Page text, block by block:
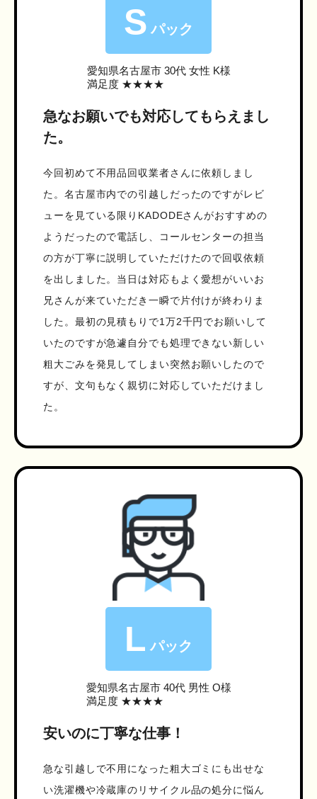
S パック
愛知県名古屋市30代 女性 K様
満足度 ★★★★
急なお願いでも対応してもらえまし
た。
今回初めて不用品回収業者さんに依頼しまし
た。名古屋市内での引越しだったのですがレビ
ューを見ている限りKADODEさんがおすすめの
ようだったので電話し、コールセンターの担当
の方が丁寧に説明していただけたので回収依頼
を出しました。当日は対応もよく愛想がいいお
兄さんが来ていただき一瞬で片付けが終わりま
した。最初の見積もりで1万2千円でお願いして
いたのですが急遽自分でも処理できない新しい
粗大ごみを発見してしまい突然お願いしたので
すが、文句もなく親切に対応していただけまし
た。
L パック
愛知県名古屋市40代 男性 O様
満足度 ★★★★
安いのに丁寧な仕事！
急な引越しで不用になった粗大ゴミにも出せな
い洗濯機や冷蔵庫のリサイクル品の処分に悩ん